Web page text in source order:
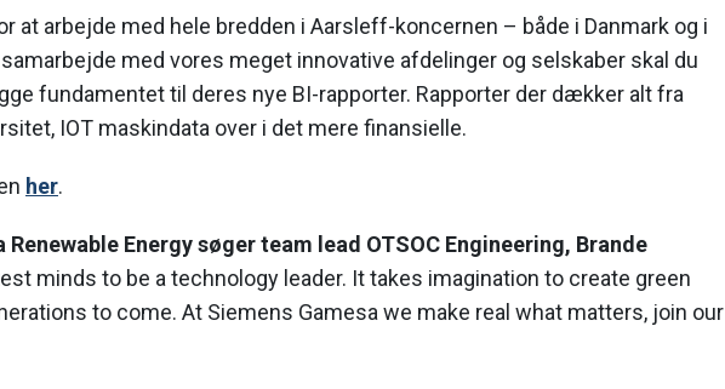
at arbejde med hele bredden i Aarsleff-koncernen – både i Danmark og i
med vores meget innovative afdelinger og selskaber skal du
fundamentet til deres nye BI-rapporter. Rapporter der dækker alt fra
IOT maskindata over i det mere finansielle.
her.
Renewable Energy søger team lead OTSOC Engineering, Brande
minds to be a technology leader. It takes imagination to create green
to come. At Siemens Gamesa we make real what matters, join our